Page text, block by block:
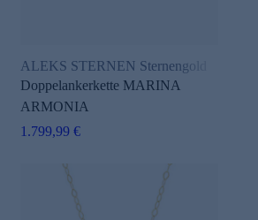
ALEKS STERNEN Sternengold
Doppelankerkette MARINA
ARMONIA
1.799,99 €